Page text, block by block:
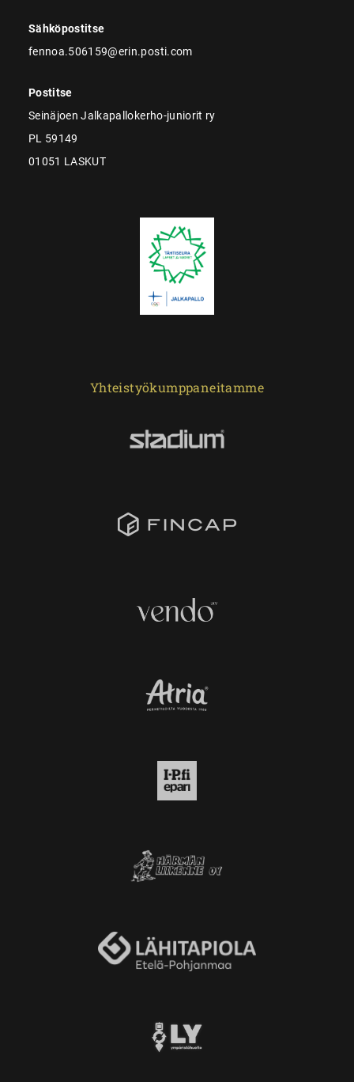
Sähköpostitse
fennoa.506159@erin.posti.com
Postitse
Seinäjoen Jalkapallokerho-juniorit ry
PL 59149
01051 LASKUT
Yhteistyökumppaneitamme